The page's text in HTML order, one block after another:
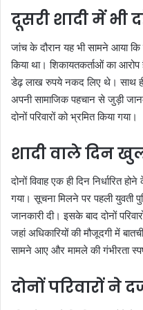
दूसरी शादी में
जांच के दौरान यह भी सामने आया
किया था। शिकायतकर्ताओं का
डेढ़ लाख रुपये नकद लिए थे। साथ
अपनी सामाजिक पहचान से जुड़ी
दोनों परिवारों को भ्रमित किया गया।
शादी वाले दिन
दोनों विवाह एक ही दिन
गया। सूचना मिलने पर पहली युवती
जानकारी दी। इसके बाद दोनों
जहां अधिकारियों की मौजूदगी में
सामने आए और मामले की गंभीरता
दोनों परिवारों ने